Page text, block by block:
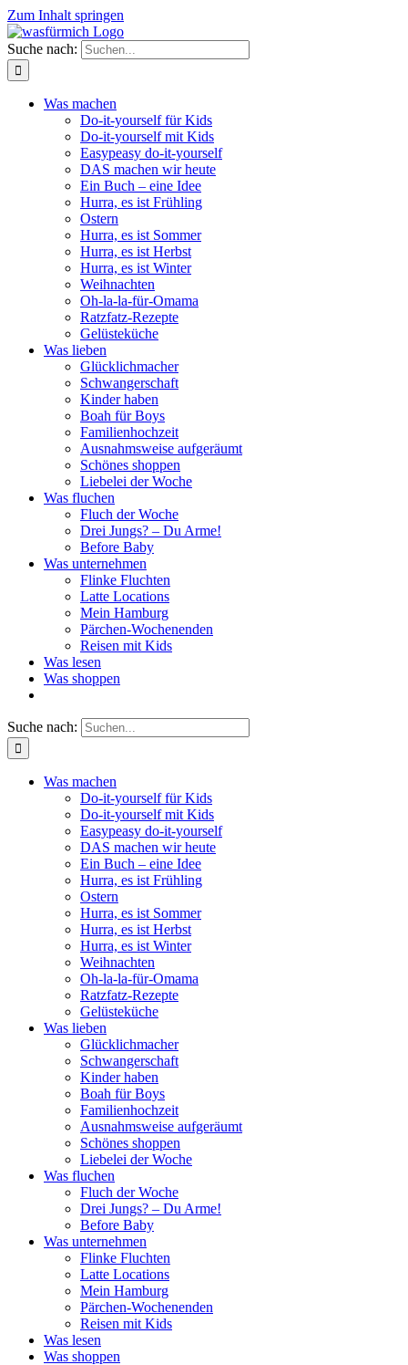
Zum Inhalt springen
Suche nach:
Was machen
Do-it-yourself für Kids
Do-it-yourself mit Kids
Easypeasy do-it-yourself
DAS machen wir heute
Ein Buch – eine Idee
Hurra, es ist Frühling
Ostern
Hurra, es ist Sommer
Hurra, es ist Herbst
Hurra, es ist Winter
Weihnachten
Oh-la-la-für-Omama
Ratzfatz-Rezepte
Gelüsteküche
Was lieben
Glücklichmacher
Schwangerschaft
Kinder haben
Boah für Boys
Familienhochzeit
Ausnahmsweise aufgeräumt
Schönes shoppen
Liebelei der Woche
Was fluchen
Fluch der Woche
Drei Jungs? – Du Arme!
Before Baby
Was unternehmen
Flinke Fluchten
Latte Locations
Mein Hamburg
Pärchen-Wochenenden
Reisen mit Kids
Was lesen
Was shoppen
Suche nach:
Was machen
Do-it-yourself für Kids
Do-it-yourself mit Kids
Easypeasy do-it-yourself
DAS machen wir heute
Ein Buch – eine Idee
Hurra, es ist Frühling
Ostern
Hurra, es ist Sommer
Hurra, es ist Herbst
Hurra, es ist Winter
Weihnachten
Oh-la-la-für-Omama
Ratzfatz-Rezepte
Gelüsteküche
Was lieben
Glücklichmacher
Schwangerschaft
Kinder haben
Boah für Boys
Familienhochzeit
Ausnahmsweise aufgeräumt
Schönes shoppen
Liebelei der Woche
Was fluchen
Fluch der Woche
Drei Jungs? – Du Arme!
Before Baby
Was unternehmen
Flinke Fluchten
Latte Locations
Mein Hamburg
Pärchen-Wochenenden
Reisen mit Kids
Was lesen
Was shoppen